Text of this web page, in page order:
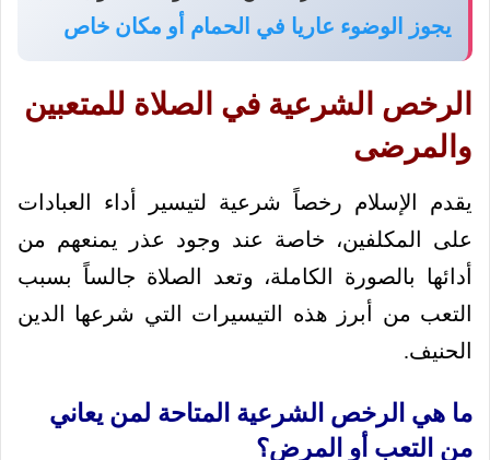
يجوز الوضوء عاريا في الحمام أو مكان خاص
الرخص الشرعية في الصلاة للمتعبين
والمرضى
يقدم الإسلام رخصاً شرعية لتيسير أداء العبادات
على المكلفين، خاصة عند وجود عذر يمنعهم من
أدائها بالصورة الكاملة، وتعد الصلاة جالساً بسبب
التعب من أبرز هذه التيسيرات التي شرعها الدين
الحنيف.
ما هي الرخص الشرعية المتاحة لمن يعاني
من التعب أو المرض؟